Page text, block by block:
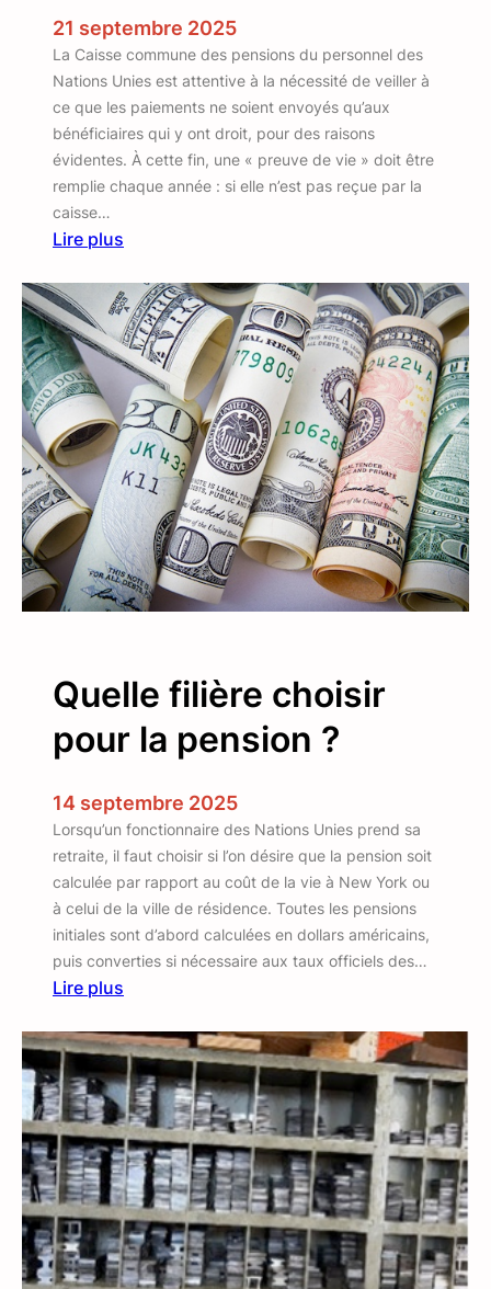
21 septembre 2025
La Caisse commune des pensions du personnel des
Nations Unies est attentive à la nécessité de veiller à
ce que les paiements ne soient envoyés qu’aux
bénéficiaires qui y ont droit, pour des raisons
évidentes. À cette fin, une « preuve de vie » doit être
remplie chaque année : si elle n’est pas reçue par la
caisse…
Lire plus
C
e
r
t
f
i
c
a
t
n
u
m
i
q
u
e
p
r
e
s
t
a
t
i
o
n
Quelle filière choisir
pour la pension ?
14 septembre 2025
Lorsqu’un fonctionnaire des Nations Unies prend sa
retraite, il faut choisir si l’on désire que la pension soit
calculée par rapport au coût de la vie à New York ou
à celui de la ville de résidence. Toutes les pensions
initiales sont d’abord calculées en dollars américains,
puis converties si nécessaire aux taux officiels des…
Lire plus
Q
u
e
l
l
e
f
i
l
i